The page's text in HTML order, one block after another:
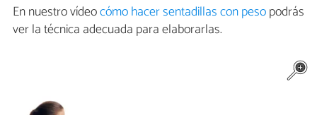
En nuestro vídeocómo hacer sentadillas con pesopodrás
ver la técnica adecuada para elaborarlas.